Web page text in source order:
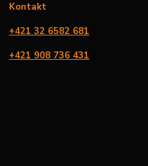
Kontakt
+421 32 6582 681
+421 908 736 431